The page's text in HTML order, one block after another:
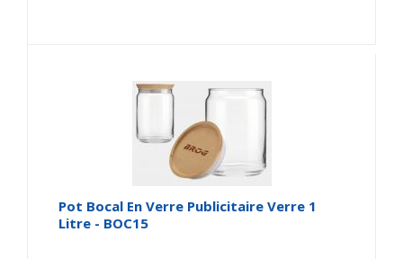
Pot Bocal En Verre Publicitaire Verre 1
Litre - BOC15